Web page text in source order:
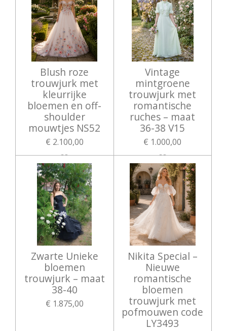
Blush roze
trouwjurk met
kleurrijke
bloemen en off-
shoulder
mouwtjes NS52
€ 2.100,00
Vintage
mintgroene
trouwjurk met
romantische
ruches – maat
36-38 V15
€ 1.000,00
Zwarte Unieke
bloemen
trouwjurk – maat
38-40
€ 1.875,00
Nikita Special –
Nieuwe
romantische
bloemen
trouwjurk met
pofmouwen code
LY3493